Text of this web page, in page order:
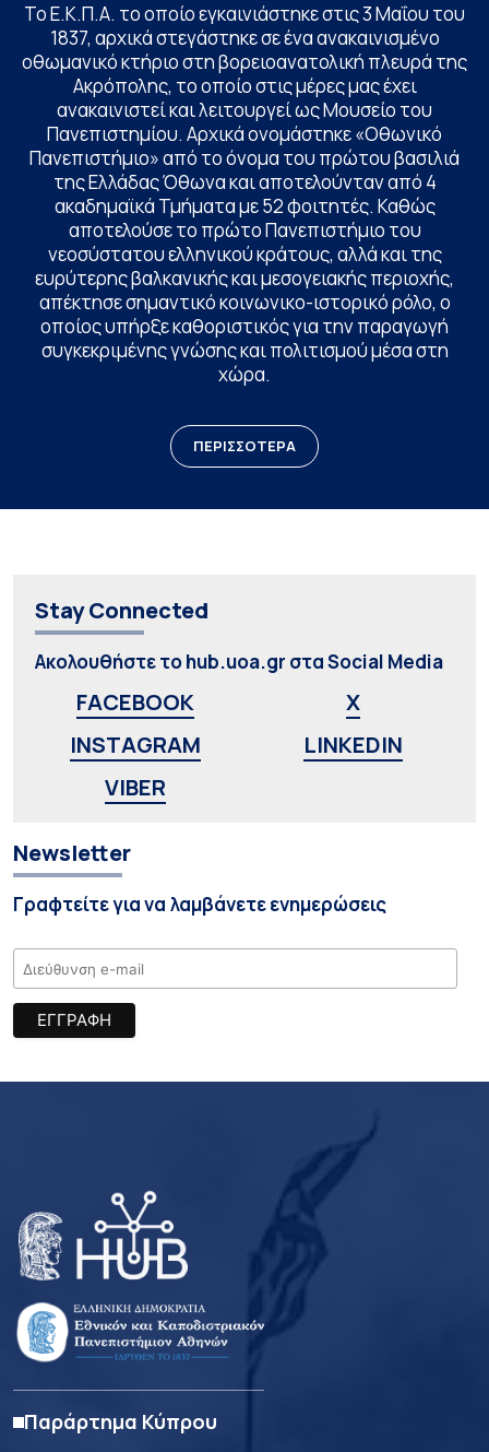
Το Ε.Κ.Π.Α. το οποίο εγκαινιάστηκε στις 3 Μαΐου του
1837, αρχικά στεγάστηκε σε ένα ανακαινισμένο
οθωμανικό κτήριο στη βορειοανατολική πλευρά της
Ακρόπολης, το οποίο στις μέρες μας έχει
ανακαινιστεί και λειτουργεί ως Μουσείο του
Πανεπιστημίου. Αρχικά ονομάστηκε «Οθωνικό
Πανεπιστήμιο» από το όνομα του πρώτου βασιλιά
της Ελλάδας Όθωνα και αποτελούνταν από 4
ακαδημαϊκά Τμήματα με 52 φοιτητές. Καθώς
αποτελούσε το πρώτο Πανεπιστήμιο του
νεοσύστατου ελληνικού κράτους, αλλά και της
ευρύτερης βαλκανικής και μεσογειακής περιοχής,
απέκτησε σημαντικό κοινωνικο-ιστορικό ρόλο, ο
οποίος υπήρξε καθοριστικός για την παραγωγή
συγκεκριμένης γνώσης και πολιτισμού μέσα στη
χώρα.
ΠΕΡΙΣΣΟΤΕΡΑ
Stay Connected
Ακολουθήστε το hub.uoa.gr στα Social Media
FACEBOOK
X
INSTAGRAM
LINKEDIN
VIBER
Newsletter
Γραφτείτε για να λαμβάνετε ενημερώσεις
Παράρτημα Κύπρου